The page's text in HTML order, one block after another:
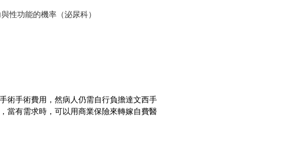
性功能的機率（泌尿科）
術手術費用，然病人仍需自行負擔達文西手
當有需求時，可以用商業保險來轉嫁自費醫